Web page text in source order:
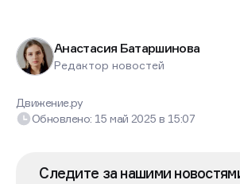
Анастасия Батаршинова
Редактор новостей
Движение.ру
Обновлено: 15 май 2025в 15:07
Следите за нашими